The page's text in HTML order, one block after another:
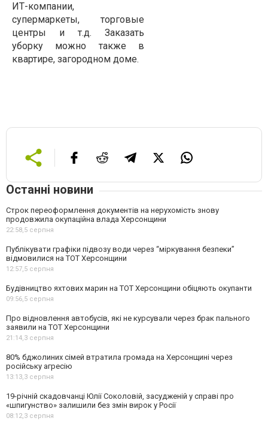
ИТ-компании,
супермаркеты, торговые
центры и т.д. Заказать
уборку можно также в
квартире, загородном доме.
Останні новини
Строк переоформлення документів на нерухомість знову
продовжила окупаційна влада Херсонщини
22:58,5 серпня
Публікувати графіки підвозу води через “міркування безпеки”
відмовилися на ТОТ Херсонщини
12:57,5 серпня
Будівництво яхтових марин на ТОТ Херсонщини обіцяють окупанти
09:56,5 серпня
Про відновлення автобусів, які не курсували через брак пального
заявили на ТОТ Херсонщини
21:14,3 серпня
80% бджолиних сімей втратила громада на Херсонщині через
російську агресію
13:13,3 серпня
19-річній скадовчанці Юлії Соколовій, засудженій у справі про
«шпигунство» залишили без змін вирок у Росії
08:12,3 серпня